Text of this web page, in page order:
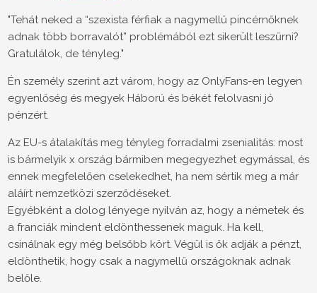
"Tehát neked a “szexista férfiak a nagymellű pincérnőknek
adnak több borravalót” problémából ezt sikerült leszűrni?
Gratulálok, de tényleg."
Én személy szerint azt várom, hogy az OnlyFans-en legyen
egyenlőség és megyek Háború és békét felolvasni jó
pénzért.
Az EU-s átalakítás meg tényleg forradalmi zsenialitás: most
is bármelyik x ország bármiben megegyezhet egymással, és
ennek megfelelően cselekedhet, ha nem sértik meg a már
aláírt nemzetközi szerződéseket.
Egyébként a dolog lényege nyilván az, hogy a németek és
a franciák mindent eldönthessenek maguk. Ha kell,
csinálnak egy még belsőbb kört. Végül is ők adják a pénzt,
eldönthetik, hogy csak a nagymellű országoknak adnak
belőle.